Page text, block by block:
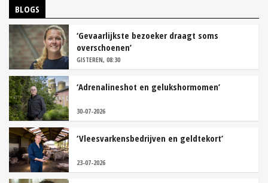
BLOGS
‘Gevaarlijkste bezoeker draagt soms
overschoenen’
GISTEREN, 08:30
‘Adrenalineshot en gelukshormomen’
30-07-2026
‘Vleesvarkensbedrijven en geldtekort’
23-07-2026